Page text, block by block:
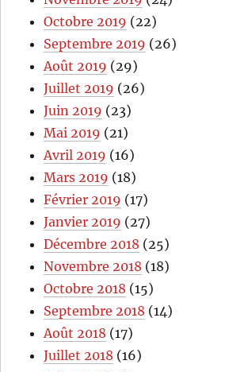
Octobre 2019 (22)
Septembre 2019 (26)
Août 2019 (29)
Juillet 2019 (26)
Juin 2019 (23)
Mai 2019 (21)
Avril 2019 (16)
Mars 2019 (18)
Février 2019 (17)
Janvier 2019 (27)
Décembre 2018 (25)
Novembre 2018 (18)
Octobre 2018 (15)
Septembre 2018 (14)
Août 2018 (17)
Juillet 2018 (16)